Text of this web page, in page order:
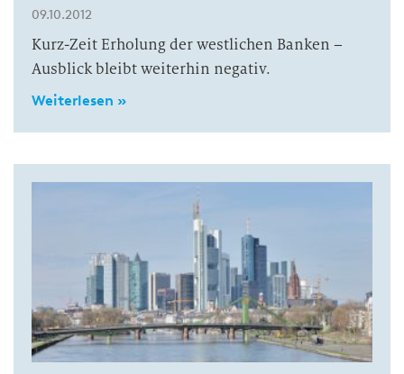
09.10.2012
Kurz-Zeit Erholung der westlichen Banken –
Ausblick bleibt weiterhin negativ.
Weiterlesen »